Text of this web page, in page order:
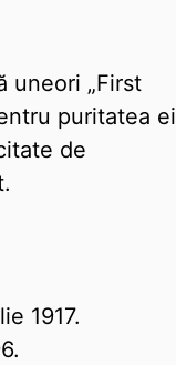
uneori „First
puritatea ei
de
1917.